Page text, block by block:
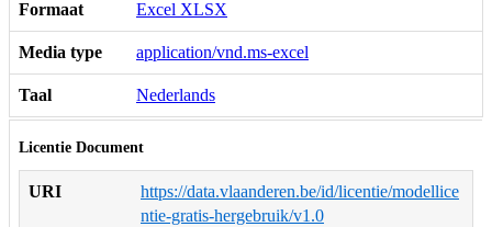
Formaat Excel XLSX
Media type application/vnd.ms-excel
Taal Nederlands
Licentie Document
URI
https://data.vlaanderen.be/id/licentie/modellice
ntie-gratis-hergebruik/v1.0